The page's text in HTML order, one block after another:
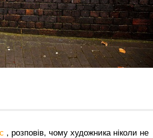
, розповів, чому художника ніколи не